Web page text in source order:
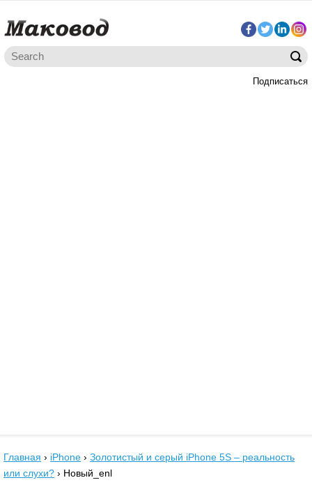
Подписаться
Главная › iPhone › Золотистый и серый iPhone 5S – реальность
или слухи? › Новый_enl